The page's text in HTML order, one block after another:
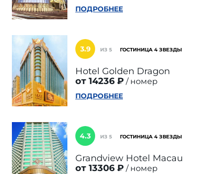
ПОДРОБНЕЕ
3.9 ИЗ 5 ГОСТИНИЦА 4 ЗВЕЗДЫ
Hotel Golden Dragon
от 14236 ₽
номер
ПОДРОБНЕЕ
4.3 ИЗ 5 ГОСТИНИЦА 4 ЗВЕЗДЫ
Grandview Hotel Macau
от 13306 ₽
номер